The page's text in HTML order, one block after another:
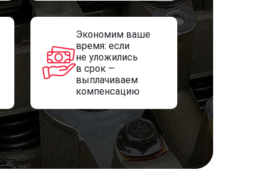
Экономим ваше
время: если
не уложились
в срок —
выплачиваем
компенсацию